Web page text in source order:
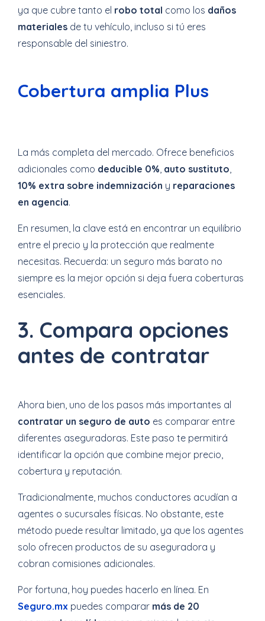
ya que cubre tanto el robo total como los daños
materiales de tu vehículo, incluso si tú eres
responsable del siniestro.
Cobertura amplia Plus
La más completa del mercado. Ofrece beneficios
adicionales como deducible 0% auto sustituto
10% extra sobre indemnización y reparaciones
en agencia.
En resumen, la clave está en encontrar un equilibrio
entre el precio y la protección que realmente
necesitas. Recuerda: un seguro más barato no
siempre es la mejor opción si deja fuera coberturas
esenciales.
3. Compara opciones
antes de contratar
Ahora bien, uno de los pasos más importantes al
contratar un seguro de auto es comparar entre
diferentes aseguradoras. Este paso te permitirá
identificar la opción que combine mejor precio,
cobertura y reputación.
Tradicionalmente, muchos conductores acudían a
agentes o sucursales físicas. No obstante, este
método puede resultar limitado, ya que los agentes
solo ofrecen productos de su aseguradora y
cobran comisiones adicionales.
Por fortuna, hoy puedes hacerlo en línea. En
Seguro.mx puedes comparar más de 20